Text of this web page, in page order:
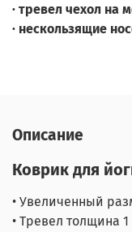
· тревел чехол на
· нескользящие
Описание
Коврик для
• Увеличенный
• Тревел толщина